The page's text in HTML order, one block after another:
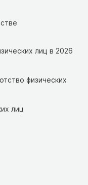
лиц в 2026
физических
лиц